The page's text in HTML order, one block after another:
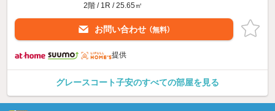
2階 / 1R / 25.65㎡
お問い合わせ （無料）
提供
グレースコート子安のすべての部屋を見る